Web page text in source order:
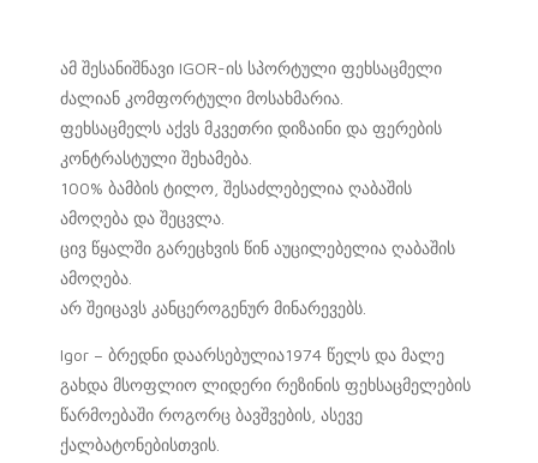
ამ შესანიშნავი IGOR-ის სპორტული ფეხსაცმელი
ძალიან კომფორტული მოსახმარია.
ფეხსაცმელს აქვს მკვეთრი დიზაინი და ფერების
კონტრასტული შეხამება.
100% ბამბის ტილო, შესაძლებელია ღაბაშის
ამოღება და შეცვლა.
ცივ წყალში გარეცხვის წინ აუცილებელია ღაბაშის
ამოღება.
არ შეიცავს კანცეროგენურ მინარევებს.
Igor – ბრედნი დაარსებულია1974 წელს და მალე
გახდა მსოფლიო ლიდერი რეზინის ფეხსაცმელების
წარმოებაში როგორც ბავშვების, ასევე
ქალბატონებისთვის.